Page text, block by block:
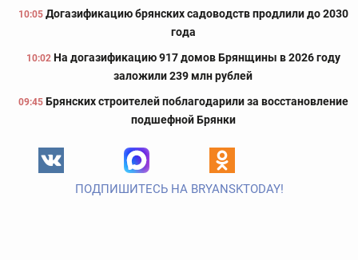
10:05 Догазификацию брянских садоводств продлили до 2030
года
10:02 На догазификацию 917 домов Брянщины в 2026 году
заложили 239 млн рублей
09:45 Брянских строителей поблагодарили за восстановление
подшефной Брянки
ПОДПИШИТЕСЬ НА BRYANSKTODAY!